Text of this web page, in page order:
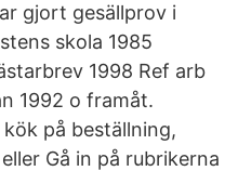
gjort gesällprov i
skola 1985
1998 Ref arb
1992 o framåt.
på beställning,
Gå in på rubrikerna